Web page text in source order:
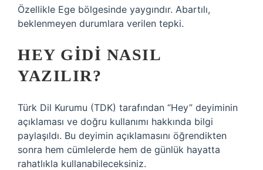
Özellikle Ege bölgesinde yaygındır. Abartılı,
beklenmeyen durumlara verilen tepki.
HEY GIDI NASIL
YAZILIR?
Türk Dil Kurumu (TDK) tarafından “Hey” deyiminin
açıklaması ve doğru kullanımı hakkında bilgi
paylaşıldı. Bu deyimin açıklamasını öğrendikten
sonra hem cümlelerde hem de günlük hayatta
rahatlıkla kullanabileceksiniz.